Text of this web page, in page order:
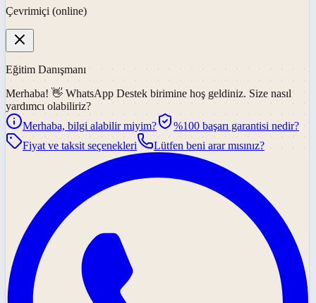
Çevrimiçi (online)
Eğitim Danışmanı
Merhaba! 👋 WhatsApp Destek birimine hoş geldiniz. Size nasıl
yardımcı olabiliriz?
Merhaba, bilgi alabilir miyim?
%100 başarı garantisi nedir?
Fiyat ve taksit seçenekleri
Lütfen beni arar mısınız?